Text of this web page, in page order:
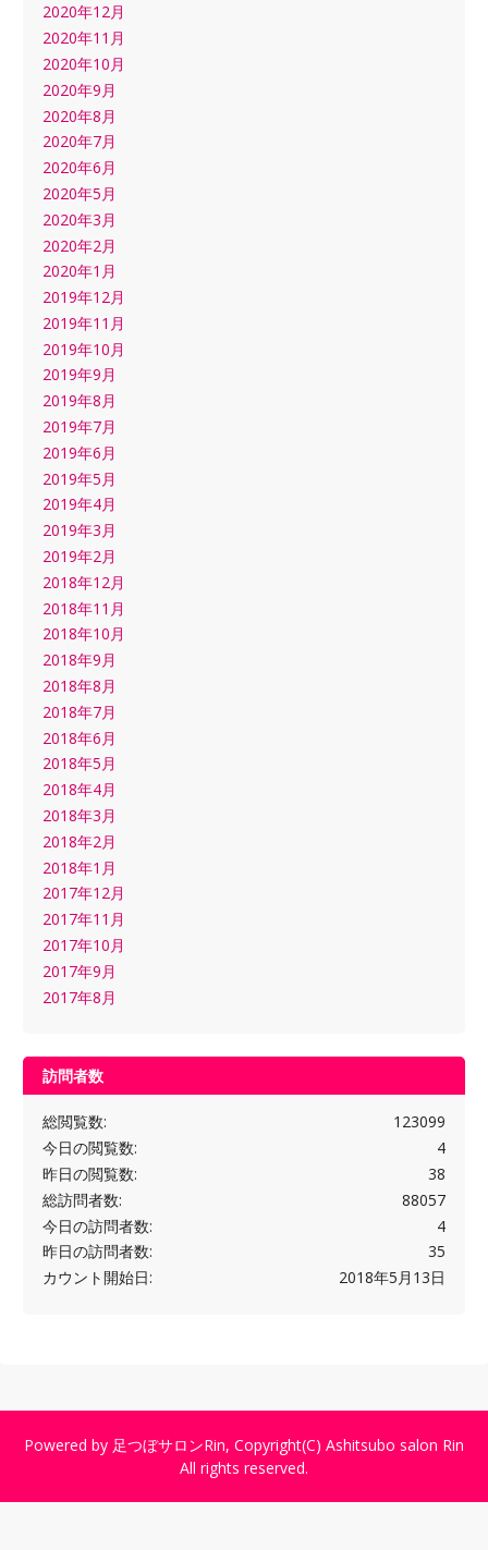
2020年12月
2020年11月
2020年10月
2020年9月
2020年8月
2020年7月
2020年6月
2020年5月
2020年3月
2020年2月
2020年1月
2019年12月
2019年11月
2019年10月
2019年9月
2019年8月
2019年7月
2019年6月
2019年5月
2019年4月
2019年3月
2019年2月
2018年12月
2018年11月
2018年10月
2018年9月
2018年8月
2018年7月
2018年6月
2018年5月
2018年4月
2018年3月
2018年2月
2018年1月
2017年12月
2017年11月
2017年10月
2017年9月
2017年8月
訪問者数
123099
総閲覧数:
4
今日の閲覧数:
38
昨日の閲覧数:
88057
総訪問者数:
4
今日の訪問者数:
35
昨日の訪問者数:
2018年5月13日
カウント開始日:
Powered by 足つぼサロンRin, Copyright(C) Ashitsubo salon Rin
All rights reserved.